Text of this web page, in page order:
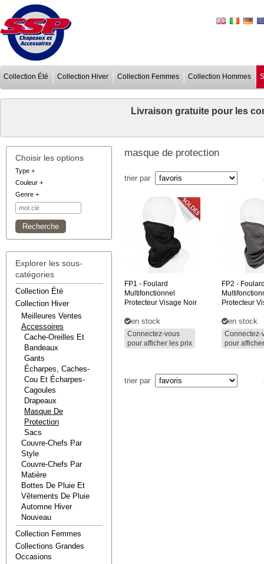
Collection Été Collection Hiver Collection Femmes Collection Hommes
Livraison gratuite pour les
Choisir les options
Type +
Couleur +
Genre +
Explorer les sous-
catégories
Collection Été
Collection Hiver
Meilleures Ventes
Accessoires
Cache-Oreilles Et
Bandeaux
Gants
Écharpes, Caches-
Cou Et Écharpes-
Cagoules
Drapeaux
Masque De
Protection
Sacs
Couvre-Chefs Par
Style
Couvre-Chefs Par
Matière
Bottes De Pluie Et
Vêtements De Pluie
Automne Hiver
Nouveau
Collection Femmes
Collections Grandes
Occasions
masque de protection
trier par
FP1 - Foulard
Multifonctionnel
Protecteur Visage Noir
en stock
Connectez-vous
pour afficher les prix
FP2 -
Protecteur
en stock
Connectez-
pour
trier par